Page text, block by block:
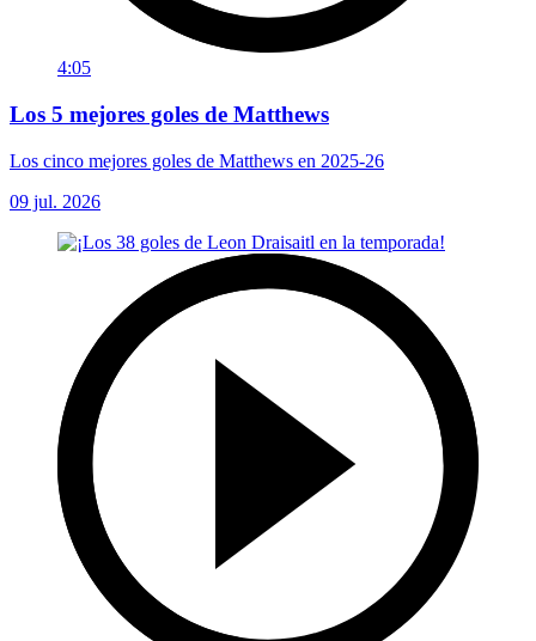
4:05
Los 5 mejores goles de Matthews
Los cinco mejores goles de Matthews en 2025-26
09 jul. 2026